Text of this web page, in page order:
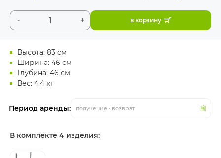
Высота: 83 см
Ширина: 46 см
Глубина: 46 см
Вес: 4.4 кг
Период аренды: получение - возврат
- + в корзину
В комплекте 4 изделия: